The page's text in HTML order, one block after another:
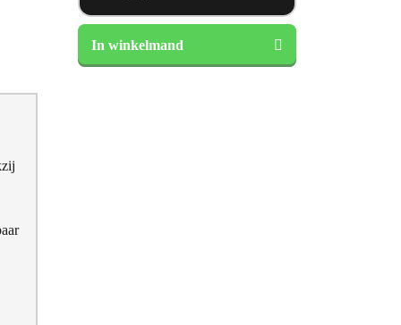
Norma
Timeless
T2200
In winkelmand